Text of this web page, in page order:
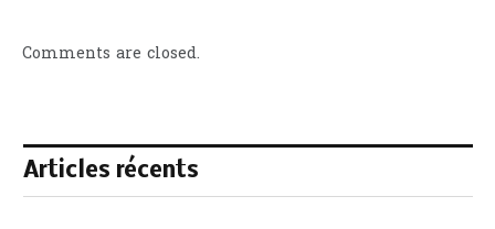
Comments are closed.
Articles récents